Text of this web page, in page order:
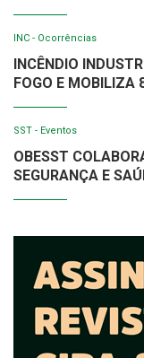
INC - Ocorrências
INCÊNDIO
FOGO E MOBILIZA
SST - Eventos
OBESST
SEGURANÇA E